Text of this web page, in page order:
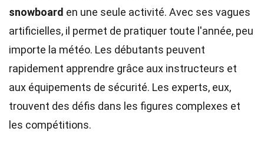
snowboard en une seule activité. Avec ses vagues
artificielles, il permet de pratiquer toute l'année, peu
importe la météo. Les débutants peuvent
rapidement apprendre grâce aux instructeurs et
aux équipements de sécurité. Les experts, eux,
trouvent des défis dans les figures complexes et
les compétitions.